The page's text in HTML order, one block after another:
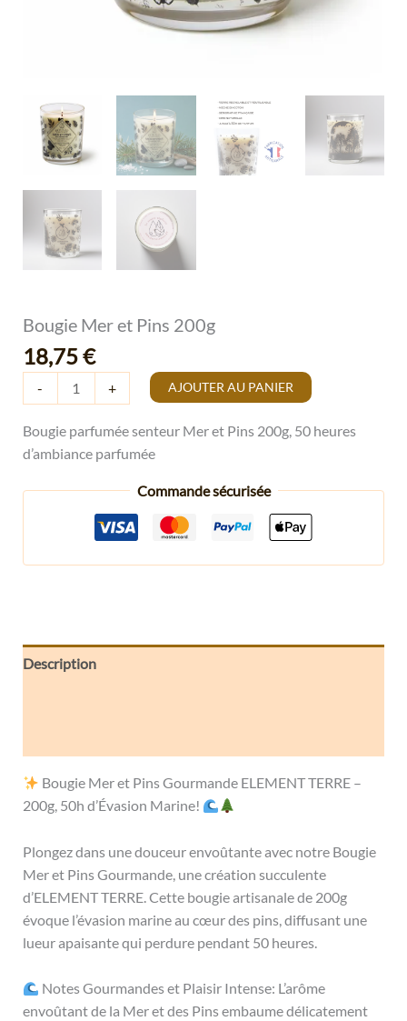
Bougie Mer et Pins 200g
18,75€
- + AJOUTER AU PANIER
Bougie parfumée senteur Mer et Pins 200g, 50 heures
d’ambiance parfumée
Commande sécurisée
Description
Bougie Mer et Pins Gourmande ELEMENT TERRE –
200g, 50h d’Évasion Marine!
Plongez dans une douceur envoûtante avec notre Bougie
Mer et Pins Gourmande, une création succulente
d’ELEMENT TERRE. Cette bougie artisanale de 200g
évoque l’évasion marine au cœur des pins, diffusant une
lueur apaisante qui perdure pendant 50 heures.
Notes Gourmandes et Plaisir Intense: L’arôme
envoûtant de la Mer et des Pins embaume délicatement